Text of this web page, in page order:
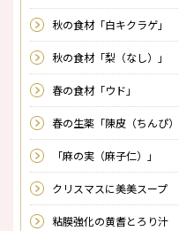
秋の食材「白キクラゲ」
秋の食材「梨（なし）」
春の食材「ウド」
春の生薬「陳皮（ちんぴ）
「麻の実（麻子仁）」
クリスマスに美美スープ
粘膜強化の黄耆とろり汁